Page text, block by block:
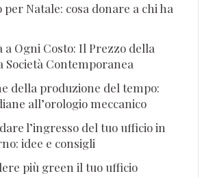
Natale: cosa donare a chi ha
a Ogni Costo: Il Prezzo della
Società Contemporanea
della produzione del tempo:
all’orologio meccanico
l’ingresso del tuo ufficio in
idee e consigli
più green il tuo ufficio